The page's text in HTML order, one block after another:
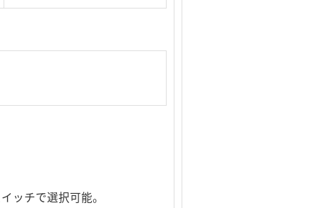
ッチで選択可能。